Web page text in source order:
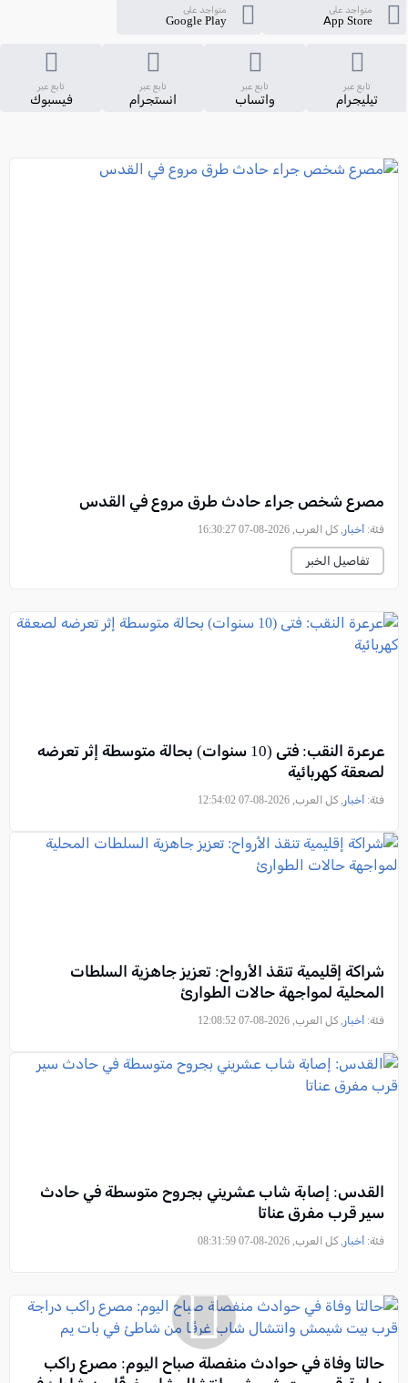
متواجد على
App Store
متواجد على
Google Play
تابع عبر
تيليجرام
تابع عبر
واتساب
تابع عبر
انستجرام
تابع عبر
فيسبوك
مصرع شخص جراء حادث طرق مروع في القدس
فئة: أخبار , كل العرب, 2026-08-07 16:30:27
تفاصيل الخبر
عرعرة النقب: فتى (10 سنوات) بحالة متوسطة إثر تعرضه
لصعقة كهربائية
فئة: أخبار , كل العرب, 2026-08-07 12:54:02
شراكة إقليمية تنقذ الأرواح: تعزيز جاهزية السلطات
المحلية لمواجهة حالات الطوارئ
فئة: أخبار , كل العرب, 2026-08-07 12:08:52
القدس: إصابة شاب عشريني بجروح متوسطة في حادث
سير قرب مفرق عناتا
فئة: أخبار , كل العرب, 2026-08-07 08:31:59
حالتا وفاة في حوادث منفصلة صباح اليوم: مصرع راكب